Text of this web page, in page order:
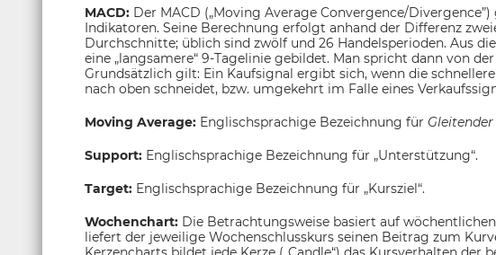
MACD: Der MACD („Moving Average Convergence/
Indikatoren. Seine Berechnung erfolgt anhand der Differenz
Durchschnitte; üblich sind zwölf und 26 Handelsperioden. Aus
eine „langsamere“ 9-Tagelinie gebildet. Man spricht dann von
Grundsätzlich gilt: Ein Kaufsignal ergibt sich, wenn die
nach oben schneidet, bzw. umgekehrt im Falle eines
Moving Average: Englischsprachige Bezeichnung für
Support: Englischsprachige Bezeichnung für „Unterstützung“.
Target: Englischsprachige Bezeichnung für „Kursziel“.
Wochenchart: Die Betrachtungsweise basiert auf
liefert der jeweilige Wochenschlusskurs seinen Beitrag zum